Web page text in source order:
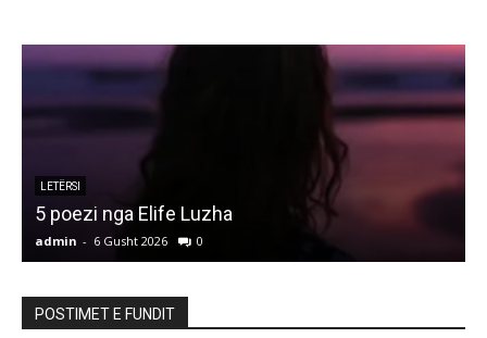
LETËRSI
5 poezi nga Elife Luzha
admin - 6 Gusht 2026 0
POSTIMET E FUNDIT